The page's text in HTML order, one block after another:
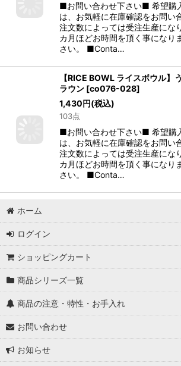
■お問い合わせ下さい■ 希望購
は、お気軽に在庫確認をお問い
注文数によっては受注生産にな
カ月ほどお時間を頂く事になり
さい。 ■Conta…
【RICE BOWL ライスボウル】
ラウン [co076-028]
1,430円(税込)
103点
■お問い合わせ下さい■ 希望購
は、お気軽に在庫確認をお問い
注文数によっては受注生産にな
カ月ほどお時間を頂く事になり
さい。 ■Conta…
ホーム
ログイン
ショッピングカート
商品シリーズ一覧
商品の注意・特性・お手入れ
お問い合わせ
お知らせ